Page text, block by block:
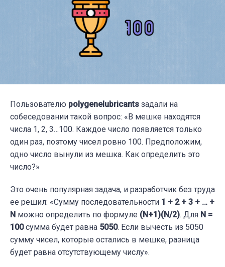
Пользователю polygenelubricants задали на
собеседовании такой вопрос: «В мешке находятся
числа 1, 2, 3…100. Каждое число появляется только
один раз, поэтому чисел ровно 100. Предположим,
одно число вынули из мешка. Как определить это
число?»
Это очень популярная задача, и разработчик без труда
ее решил: «Сумму последовательности 1 + 2 + 3 + … +
N можно определить по формуле (N+1)(N/2). Для N =
100сумма будет равна 5050. Если вычесть из 5050
сумму чисел, которые остались в мешке, разница
будет равна отсутствующему числу».